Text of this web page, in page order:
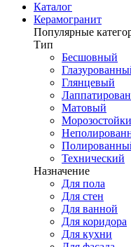
Каталог
Керамогранит
Популярные
Тип
Бесшовный
Глянцевый
Матовый
Технический
Назначение
Для пола
Для стен
Для ванной
Для коридора
Для кухни